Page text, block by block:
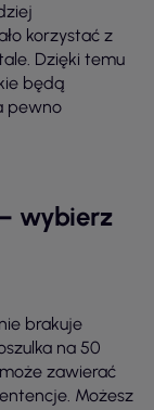
korzystać z
Dzięki temu
będą
pewno
wybierz
brakuje
na 50
zawierać
Możesz